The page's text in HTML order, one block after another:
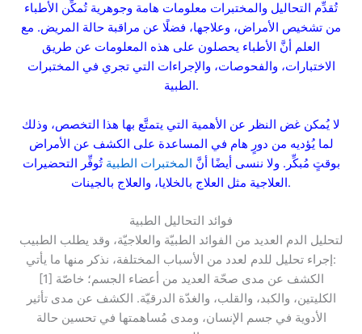
تُقدِّم التحاليل والمختبرات معلومات هامة وجوهرية تُمكِّن الأطباء
من تشخيص الأمراض، وعلاجها، فضلًا عن مراقبة حالة المريض. مع
العلم أنَّ الأطباء يحصلون على هذه المعلومات عن طريق
الاختبارات، والفحوصات، والإجراءات التي تجري في المختبرات
الطبية.
لا يُمكن غض النظر عن الأهمية التي يتمتَّع بها هذا التخصص، وذلك
لما يُؤديه من دورٍ هام في المساعدة على الكشف عن الأمراض
بوقتٍ مُبكِّر. ولا ننسى أيضًا أنَّ المختبرات الطبية تُوفِّر التحضيرات
العلاجية مثل العلاج بالخلايا، والعلاج بالجينات.
فوائد التحاليل الطبية
لتحليل الدم العديد من الفوائد الطبيّة والعلاجيّة، وقد يطلب الطبيب
إجراء تحليل للدم لعدد من الأسباب المختلفة، نذكر منها ما يأتي:
[1] الكشف عن مدى صحّة العديد من أعضاء الجسم؛ خاصّة
الكليتين، والكبد، والقلب، والغدّة الدرقيّة. الكشف عن مدى تأثير
الأدوية في جسم الإنسان، ومدى مُساهمتها في تحسين حالة